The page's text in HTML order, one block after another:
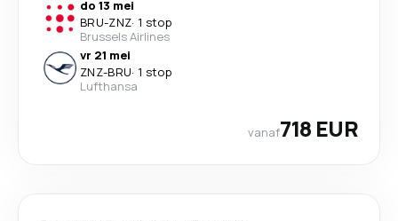
do 13 mei
BRU-ZNZ· 1 stop
Brussels Airlines
vr 21 mei
ZNZ-BRU· 1 stop
Lufthansa
vanaf718 EUR